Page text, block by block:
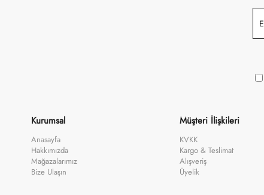
Kurumsal
Anasayfa
Hakkımızda
Mağazalarımız
Bize Ulaşın
Müşteri İlişkileri
KVKK
Kargo & Teslimat
Alışveriş
Üyelik